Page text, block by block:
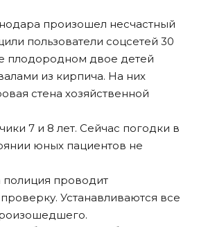
произошел несчастный
пользователи соцсетей 30
плодородном двое детей
из кирпича. На них
стена хозяйственной
7 и 8 лет. Сейчас погодки в
юных пациентов не
проводит
Устанавливаются все